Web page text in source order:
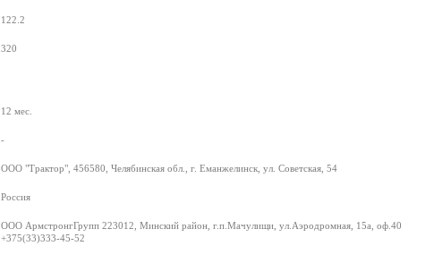
122.2
320
12 мес.
-
ООО "Трактор", 456580, Челябинская обл., г. Еманжелинск, ул. Советская, 54
Россия
ООО АрмстронгГрупп 223012, Минский район, г.п.Мачулищи, ул.Аэродромная, 15а, оф.40
+375(33)333-45-52